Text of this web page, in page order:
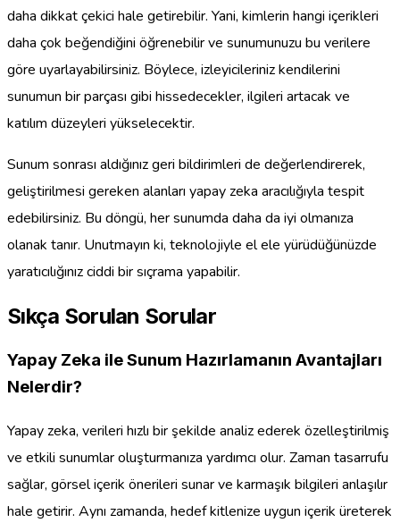
daha dikkat çekici hale getirebilir. Yani, kimlerin hangi içerikleri
daha çok beğendiğini öğrenebilir ve sunumunuzu bu verilere
göre uyarlayabilirsiniz. Böylece, izleyicileriniz kendilerini
sunumun bir parçası gibi hissedecekler, ilgileri artacak ve
katılım düzeyleri yükselecektir.
Sunum sonrası aldığınız geri bildirimleri de değerlendirerek,
geliştirilmesi gereken alanları yapay zeka aracılığıyla tespit
edebilirsiniz. Bu döngü, her sunumda daha da iyi olmanıza
olanak tanır. Unutmayın ki, teknolojiyle el ele yürüdüğünüzde
yaratıcılığınız ciddi bir sıçrama yapabilir.
Sıkça Sorulan Sorular
Yapay Zeka ile Sunum Hazırlamanın Avantajları
Nelerdir?
Yapay zeka, verileri hızlı bir şekilde analiz ederek özelleştirilmiş
ve etkili sunumlar oluşturmanıza yardımcı olur. Zaman tasarrufu
sağlar, görsel içerik önerileri sunar ve karmaşık bilgileri anlaşılır
hale getirir. Aynı zamanda, hedef kitlenize uygun içerik üreterek